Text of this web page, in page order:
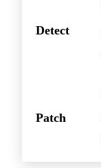
Detect
Patch